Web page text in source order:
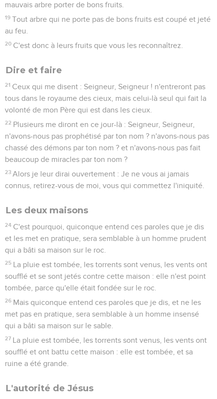
mauvais arbre porter de bons fruits.
19 Tout arbre qui ne porte pas de bons fruits est coupé et jeté
au feu.
20 C'est donc à leurs fruits que vous les reconnaîtrez.
Dire et faire
21 Ceux qui me disent : Seigneur, Seigneur ! n'entreront pas
tous dans le royaume des cieux, mais celui-là seul qui fait la
volonté de mon Père qui est dans les cieux.
22 Plusieurs me diront en ce jour-là : Seigneur, Seigneur,
n'avons-nous pas prophétisé par ton nom ? n'avons-nous pas
chassé des démons par ton nom ? et n'avons-nous pas fait
beaucoup de miracles par ton nom ?
23 Alors je leur dirai ouvertement : Je ne vous ai jamais
connus, retirez-vous de moi, vous qui commettez l'iniquité.
Les deux maisons
24 C'est pourquoi, quiconque entend ces paroles que je dis
et les met en pratique, sera semblable à un homme prudent
qui a bâti sa maison sur le roc.
25 La pluie est tombée, les torrents sont venus, les vents ont
soufflé et se sont jetés contre cette maison : elle n'est point
tombée, parce qu'elle était fondée sur le roc.
26 Mais quiconque entend ces paroles que je dis, et ne les
met pas en pratique, sera semblable à un homme insensé
qui a bâti sa maison sur le sable.
27 La pluie est tombée, les torrents sont venus, les vents ont
soufflé et ont battu cette maison : elle est tombée, et sa
ruine a été grande.
L'autorité de Jésus